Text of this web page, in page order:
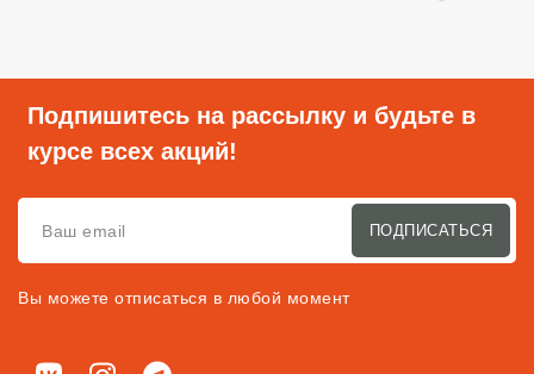
Подпишитесь на рассылку и будьте в
курсе всех акций!
ПОДПИСАТЬСЯ
Вы можете отписаться в любой момент